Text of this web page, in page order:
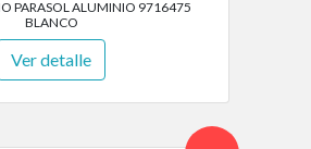
PARASOL ALUMINIO 9716475
BLANCO
Ver detalle